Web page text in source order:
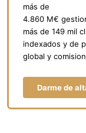
más de
4.860 M€
más de 149 mil
indexados y de
global y
Darme de